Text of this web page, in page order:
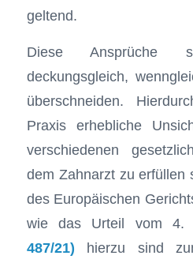
geltend.
Diese Ansprüche
deckungsgleich,
überschneiden.
Praxis erhebliche
verschiedenen
dem Zahnarzt zu erfüllen
des Europäischen
wie das Urteil vom 4.
487/21) hierzu sind